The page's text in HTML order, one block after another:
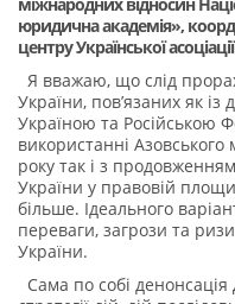
юридична академія»,
центру Української
Я вважаю, що слід
України, пов’язаних як
Україною та Російською
використанні
року так і з
України у правовій
більше. Ідеального
переваги, загрози та
України.
Сама по собі